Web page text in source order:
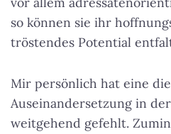
so können sie ihr
tröstendes Potential
Mir persönlich hat eine
Auseinandersetzung in
weitgehend gefehlt.